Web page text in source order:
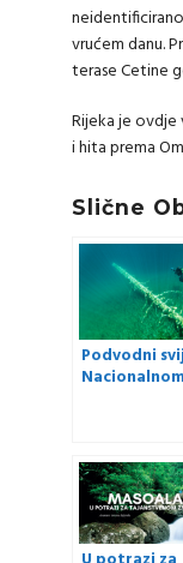
vrućem danu.
terase Cetine
Rijeka je
i hita prema
Slične
Podvodni
Nacionalnom